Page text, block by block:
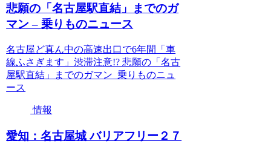
悲願の「名古屋駅直結」までのガ
マン – 乗りものニュース
名古屋ど真ん中の高速出口で6年間「車
線ふさぎます」渋滞注意!? 悲願の「名古
屋駅直結」までのガマン 乗りものニュ
ース
情報
愛知：名古屋城 バリアフリー２７